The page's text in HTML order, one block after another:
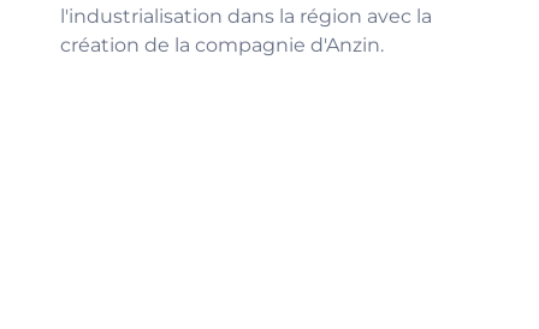
l'industrialisation dans la région avec la
création de la compagnie d'Anzin.